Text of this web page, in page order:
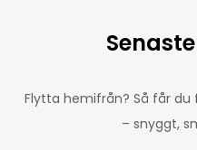
Flytta hemifrån? Så får
– snyggt,